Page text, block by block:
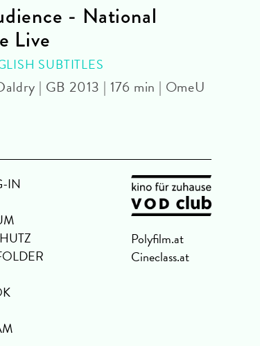
- National
Live
SUBTITLES
| GB 2013 | 176 min | OmeU
IN
Polyfilm.at
Cineclass.at